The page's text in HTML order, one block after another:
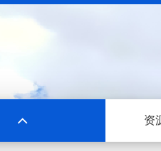
资